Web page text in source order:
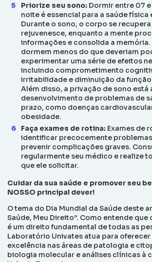
Priorize seu sono: Dormir entre 07
noite é essencial para a saúde física
Durante o sono, o corpo se recupera
rejuvenesce, enquanto a mente
informações e consolida a memória.
dormem menos do que deveriam
experimentar uma série de efeitos
incluindo comprometimento
irritabilidade e diminuição da
Além disso, a privação de sono está
desenvolvimento de problemas de
prazo, como doenças
obesidade.
Faça exames de rotina: Exames de
identificar precocemente
prevenir complicações graves.
regularmente seu médico e realize
que ele solicitar.
Cuidar da sua saúde e promover seu
NOSSO principal dever!
O tema do Dia Mundial da Saúde deste
Saúde, Meu Direito”. Como entende que
é um direito fundamental de todas as
Laboratório Univates atua para
excelência nas áreas de patologia e
biologia molecular e análises clínicas à